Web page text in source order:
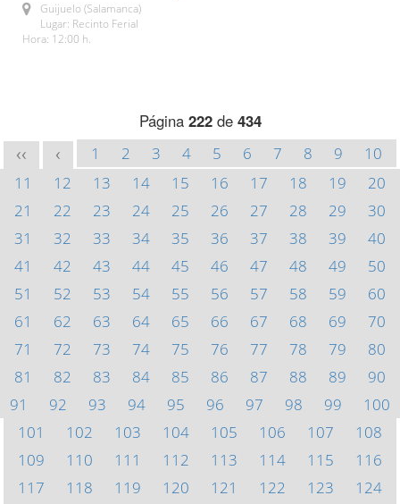
Guijuelo (Salamanca)
Lugar: Recinto Ferial
Hora: 12:00 h.
Página 222de 434
<< < 1 2 3 4 5 6 7 8 9
10
11
12 13 14 15 16 17 18 19
20
21
22 23 24 25 26 27 28 29
30
31
32 33 34 35 36 37 38 39
40
41
42 43 44 45 46 47 48 49
50
51
52 53 54 55 56 57 58 59
60
61
62 63 64 65 66 67 68 69
70
71
72 73 74 75 76 77 78 79
80
81
82 83 84 85 86 87 88 89
90
91
92 93 94 95 96 97 98 99
100
101
102 103 104 105 106 107
108
109
110 111 112 113 114 115
116
117
118 119 120 121 122 123
124